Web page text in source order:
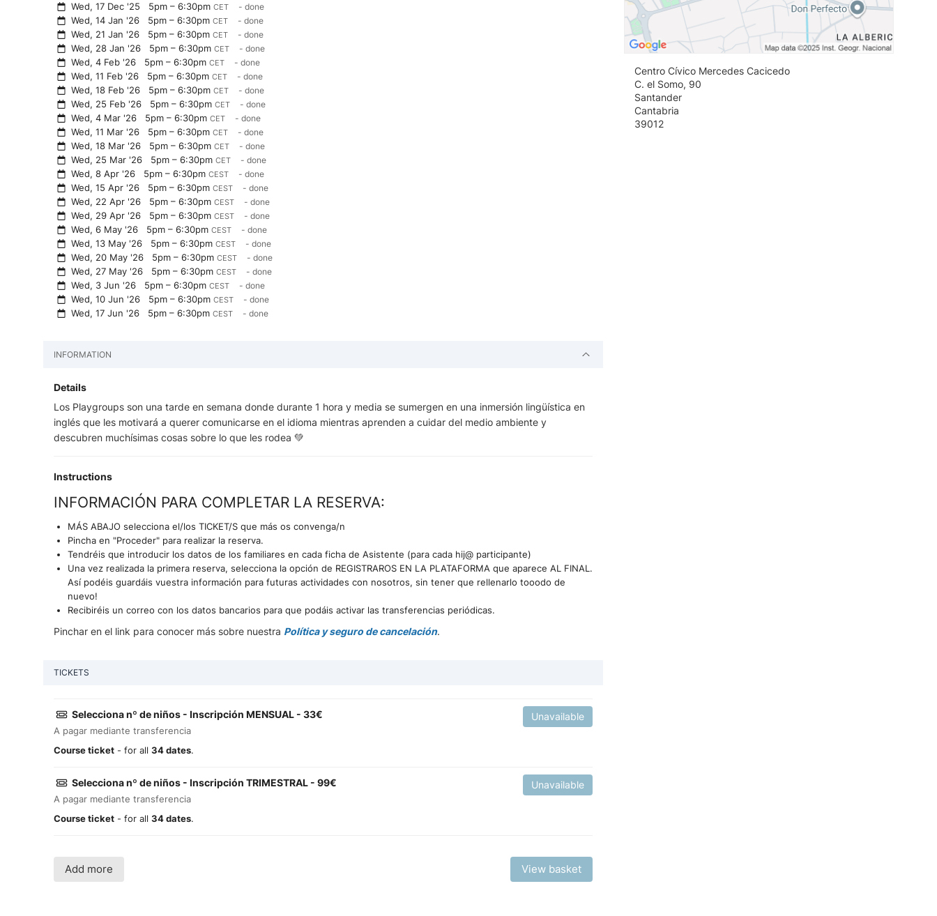
Wed, 17 Dec '25 5pm – 6:30pmCET - done
Wed, 14 Jan '26 5pm – 6:30pmCET - done
Wed, 21 Jan '26 5pm – 6:30pmCET - done
Wed, 28 Jan '26 5pm – 6:30pmCET - done
Wed, 4 Feb '26 5pm – 6:30pmCET - done
Wed, 11 Feb '26 5pm – 6:30pmCET - done
Wed, 18 Feb '26 5pm – 6:30pmCET - done
Wed, 25 Feb '26 5pm – 6:30pmCET - done
Wed, 4 Mar '26 5pm – 6:30pmCET - done
Wed, 11 Mar '26 5pm – 6:30pmCET - done
Wed, 18 Mar '26 5pm – 6:30pmCET - done
Wed, 25 Mar '26 5pm – 6:30pmCET - done
Wed, 8 Apr '26 5pm – 6:30pmCEST - done
Wed, 15 Apr '26 5pm – 6:30pmCEST - done
Wed, 22 Apr '26 5pm – 6:30pmCEST - done
Wed, 29 Apr '26 5pm – 6:30pmCEST - done
Wed, 6 May '26 5pm – 6:30pmCEST - done
Wed, 13 May '26 5pm – 6:30pmCEST - done
Wed, 20 May '26 5pm – 6:30pmCEST - done
Wed, 27 May '26 5pm – 6:30pmCEST - done
Wed, 3 Jun '26 5pm – 6:30pmCEST - done
Wed, 10 Jun '26 5pm – 6:30pmCEST - done
Wed, 17 Jun '26 5pm – 6:30pmCEST - done
INFORMATION
Details
Los Playgroups son una tarde en semana donde durante 1 hora y media se sumergen en una inmersión lingüística en
inglés que les motivará a querer comunicarse en el idioma mientras aprenden a cuidar del medio ambiente y
descubren muchísimas cosas sobre lo que les rodea 💚
Instructions
INFORMACIÓN PARA COMPLETAR LA RESERVA:
MÁS ABAJO selecciona el/los TICKET/S que más os convenga/n
Pincha en "Proceder" para realizar la reserva.
Tendréis que introducir los datos de los familiares en cada ficha de Asistente (para cada hij@ participante)
Una vez realizada la primera reserva, selecciona la opción de REGISTRAROS EN LA PLATAFORMA que aparece AL FINAL.
Así podéis guardáis vuestra información para futuras actividades con nosotros, sin tener que rellenarlo tooodo de
nuevo!
Recibiréis un correo con los datos bancarios para que podáis activar las transferencias periódicas.
Pinchar en el link para conocer más sobre nuestra Política y seguro de cancelación.
TICKETS
Selecciona nº de niños - Inscripción MENSUAL - 33€
A pagar mediante transferencia
Course ticket - for all 34 dates.
Unavailable
Selecciona nº de niños - Inscripción TRIMESTRAL - 99€
A pagar mediante transferencia
Course ticket - for all 34 dates.
Unavailable
Add more View basket
Centro Cívico Mercedes Cacicedo
C. el Somo, 90
Santander
Cantabria
39012